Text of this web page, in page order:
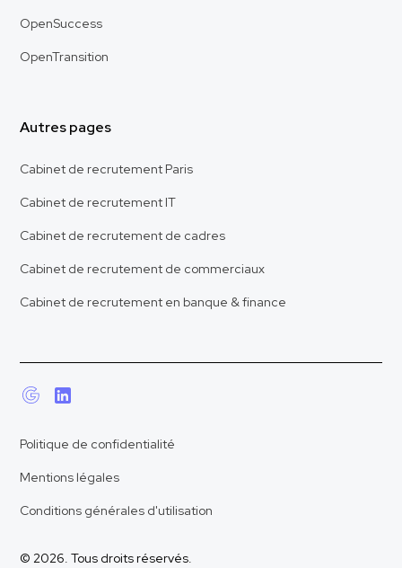
OpenSuccess
OpenTransition
Autres pages
Cabinet de recrutement Paris
Cabinet de recrutement IT
Cabinet de recrutement de cadres
Cabinet de recrutement de commerciaux
Cabinet de recrutement en banque & finance
© 2026. Tous droits réservés.
Politique de confidentialité
Mentions légales
Conditions générales d'utilisation